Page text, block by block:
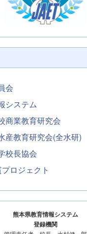
会
システム
商業教育研究会
産教育研究会(全水研)
校長協会
ロジェクト
熊本県教育情報システム
登録機関